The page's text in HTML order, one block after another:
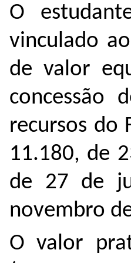
O
vinculado
de valor
concessão
recursos do
11.180, de
de 27 de
novembro
O valor